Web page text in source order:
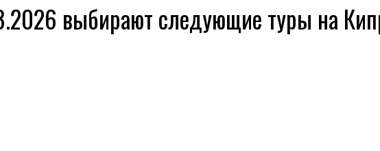
выбирают следующие туры на